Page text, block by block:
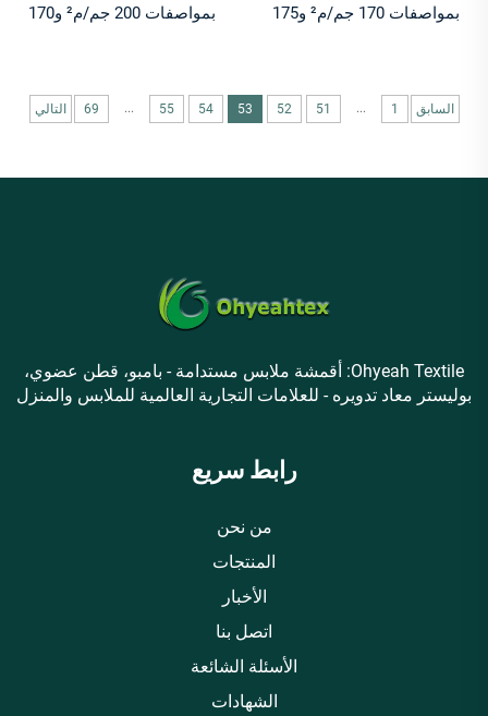
بمواصفات 170 جم/م² و175
بمواصفات 200 جم/م² و170
السابق 1
...
51
52
53
54
55
...
69 التالي
Ohyeah Textile: أقمشة ملابس مستدامة - بامبو، قطن عضوي،
بوليستر معاد تدويره - للعلامات التجارية العالمية للملابس والمنزل
رابط سريع
من نحن
المنتجات
الأخبار
اتصل بنا
الأسئلة الشائعة
الشهادات